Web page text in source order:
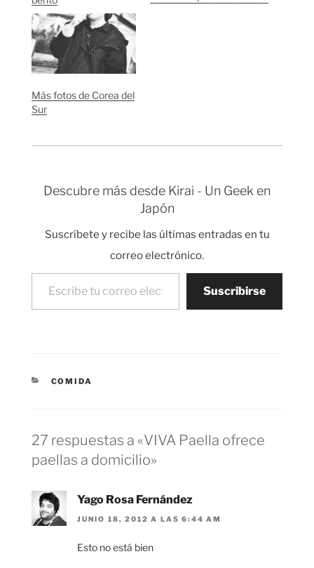
Más fotos de Corea del
Sur
Descubre más desde Kirai - Un Geek en
Japón
Suscríbete y recibe las últimas entradas en tu
correo electrónico.
Escribe tu correo electrónico…
Suscribirse
CATEGORÍAS
COMIDA
27 respuestas a «VIVA Paella ofrece
paellas a domicilio»
Yago Rosa Fernández
JUNIO 18, 2012 A LAS 6:44 AM
Esto no está bien